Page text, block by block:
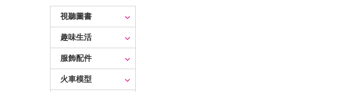
視聽圖書
趣味生活
服飾配件
火車模型